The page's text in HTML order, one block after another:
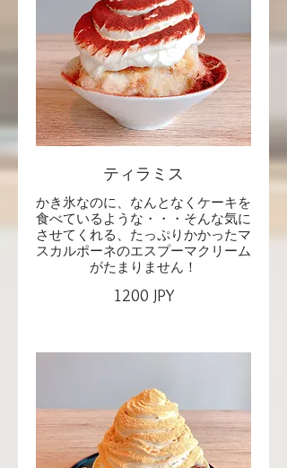
ティラミス
かき氷なのに、なんとなくケーキを
食べているような・・・そんな気に
させてくれる、たっぷりかかったマ
スカルポーネのエスプーマクリーム
1200 JPY